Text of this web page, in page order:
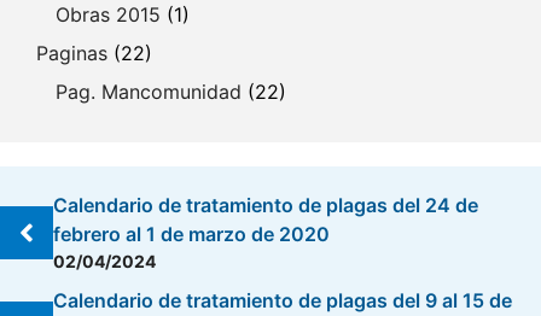
Obras 2015 (1)
Paginas (22)
Pag. Mancomunidad (22)
Calendario de tratamiento de plagas del 24 de
febrero al 1 de marzo de 2020
02/04/2024
Calendario de tratamiento de plagas del 9 al 15 de